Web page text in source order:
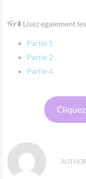
👓⬇️ Lisez également
Partie 1
Partie 2
Partie 4